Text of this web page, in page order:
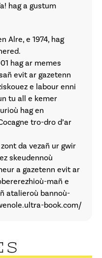
hag a gustum
Alre, e 1974, hag
hag ar memes
evit ar gazetenn
e labour enni
tu all e kemer
hag en
tro-dro d’ar
da vezañ ur gwir
skeudennoù
a gazetenn evit ar
mañ e
atalieroù bannoù-
book.com/